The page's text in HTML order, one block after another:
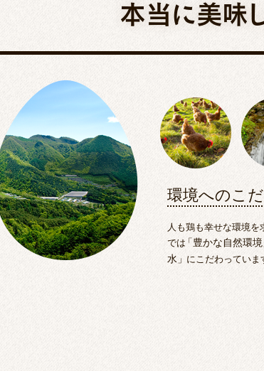
本当に美味
環境へのこ
人も鶏も幸せな環境を
では「 豊かな自然環境
水 」にこだわっていま